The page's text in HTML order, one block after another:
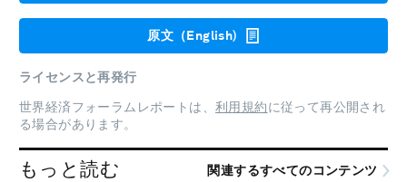
原文（English)
ライセンスと再発行
世界経済フォーラムレポートは、 利用規約に従って再公開され
る場合があります。
もっと読む 関連するすべてのコンテンツ